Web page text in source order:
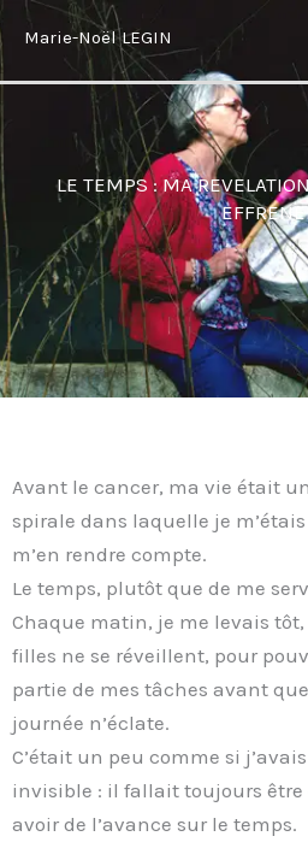
Aller
au
contenu
Marie-Noël LEGIN
LE TEMPS : MA
Avant le cancer, ma vie était
spirale dans laquelle je
m’en rendre compte.
Le temps, plutôt que de me
Chaque matin, je me levais
filles ne se réveillent, pour
partie de mes tâches avant
journée n’éclate.
C’était un peu comme si
invisible : il fallait toujours être
avoir de l’avance sur le temps.